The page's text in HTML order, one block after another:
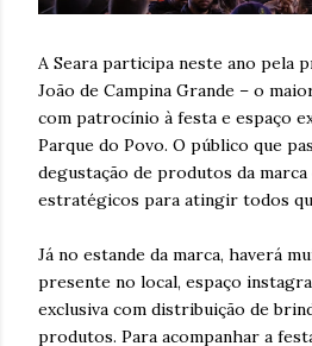
A Seara participa neste ano pela
João de Campina Grande – o
com patrocínio à festa e espaço
Parque do Povo. O público que
degustação de produtos da marca
estratégicos para atingir todos
Já no estande da marca, haverá
presente no local, espaço
exclusiva com distribuição de
produtos. Para acompanhar a